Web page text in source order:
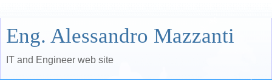
Eng. Alessandro Mazzanti
IT and Engineer web site